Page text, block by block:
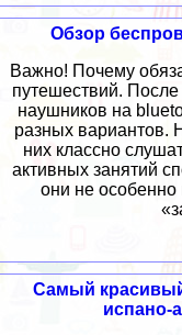
Обзор
Важно! Почему
путешествий.
наушников на
разных вариантов.
них классно
активных занятий
они не
Самый
испано-